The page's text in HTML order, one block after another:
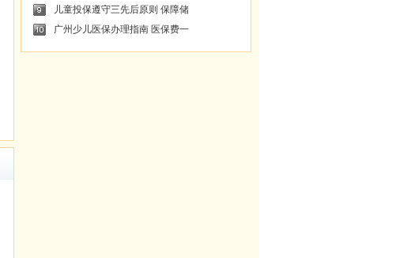
儿童投保遵守三先后原则 保障储
广州少儿医保办理指南 医保费一